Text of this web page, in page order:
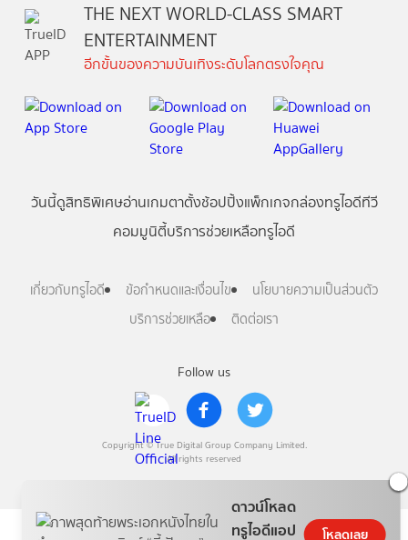
ดาวน์โหลด
ทรูไอดีแอป
โหลดเลย
Follow us
Copyright © True Digital Group Company Limited.
All rights reserved
THE NEXT WORLD-CLASS SMART
ENTERTAINMENT
อีกขั้นของความบันเทิงระดับโลกตรงใจคุณ
วันนี้ดูสิทธิพิเศษอ่านเกมตาตั้งช้อปปิ้งแพ็กเกจกล่องทรูไอดีทีวี
คอมมูนิตี้บริการช่วยเหลือทรูไอดี
เกี่ยวกับทรูไอดี ข้อกำหนดและเงื่อนไข
นโยบายความเป็นส่วนตัว
บริการช่วยเหลือ
ติดต่อเรา